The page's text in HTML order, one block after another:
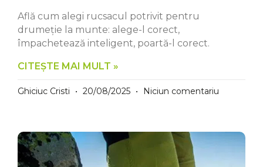
Află cum alegi rucsacul potrivit pentru
drumeţie la munte: alege-l corect,
împachetează inteligent, poartă-l corect.
CITEȘTE MAI MULT »
Ghiciuc Cristi 20/08/2025 Niciun comentariu